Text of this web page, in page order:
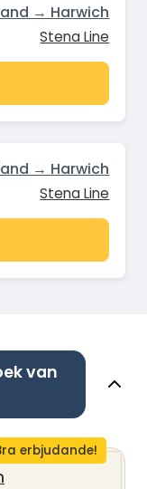
→ Harwich
Stena Line
→ Harwich
Stena Line
van
erbjudande!